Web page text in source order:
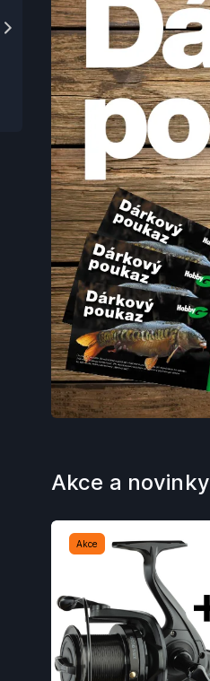
Akce a novinky
Akce